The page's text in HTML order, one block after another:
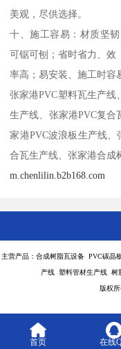
美观，尽供选择。
十、施工容易：材质坚
可锯可刨；省时省力、效
率高；易安装、施工时容
张家港PVC塑料瓦生产线
生产线、张家港PVC复合
家港PVC波浪板生产线
合瓦生产线、张家港合成
m.chenlilin.b2b168.com
主营产品：合成树脂瓦设备 PVC碳晶
产线 塑料管材生产线 树
版权
首页 在线